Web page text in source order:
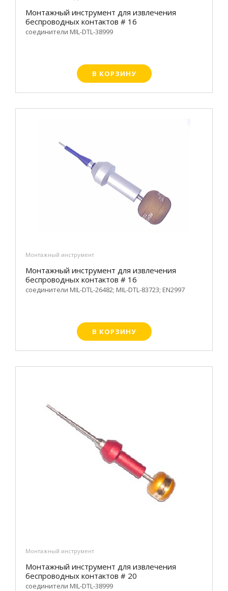
Монтажный инструмент для извлечения
беспроводных контактов # 16
соединители MIL-DTL-38999
В КОРЗИНУ
Монтажный инструмент
Монтажный инструмент для извлечения
беспроводных контактов # 16
соединители MIL-DTL-26482; MIL-DTL-83723; EN2997
В КОРЗИНУ
Монтажный инструмент
Монтажный инструмент для извлечения
беспроводных контактов # 20
соединители MIL-DTL-38999